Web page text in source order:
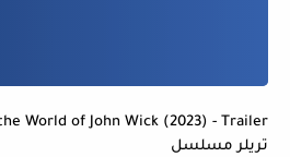
تريلر مسلسل